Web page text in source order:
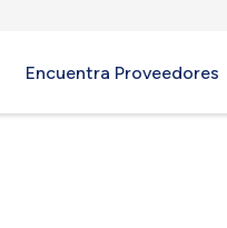
Encuentra Proveedores